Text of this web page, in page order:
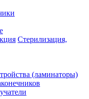
Стерилизация,
(ламинаторы)